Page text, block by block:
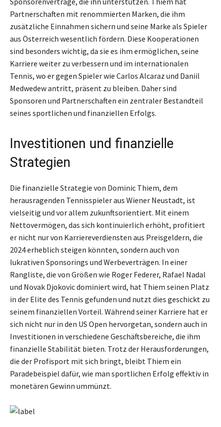
Partnerschaften mit renommierten Marken, die ihm
zusätzliche Einnahmen sichern und seine Marke als Spieler
aus Österreich wesentlich fördern. Diese Kooperationen
sind besonders wichtig, da sie es ihm ermöglichen, seine
Karriere weiter zu verbessern und im internationalen
Tennis, wo er gegen Spieler wie Carlos Alcaraz und Daniil
Medwedew antritt, präsent zu bleiben. Daher sind
Sponsoren und Partnerschaften ein zentraler Bestandteil
seines sportlichen und finanziellen Erfolgs.
Investitionen und finanzielle
Strategien
Die finanzielle Strategie von Dominic Thiem, dem
herausragenden Tennisspieler aus Wiener Neustadt, ist
vielseitig und vor allem zukunftsorientiert. Mit einem
Nettovermögen, das sich kontinuierlich erhöht, profitiert
er nicht nur von Karriereverdiensten aus Preisgeldern, die
2024 erheblich steigen könnten, sondern auch von
lukrativen Sponsorings und Werbeverträgen. In einer
Rangliste, die von Größen wie Roger Federer, Rafael Nadal
und Novak Djokovic dominiert wird, hat Thiem seinen Platz
in der Elite des Tennis gefunden und nutzt dies geschickt zu
seinem finanziellen Vorteil. Während seiner Karriere hat er
sich nicht nur in den US Open hervorgetan, sondern auch in
Investitionen in verschiedene Geschäftsbereiche, die ihm
finanzielle Stabilität bieten. Trotz der Herausforderungen,
die der Profisport mit sich bringt, bleibt Thiem ein
Paradebeispiel dafür, wie man sportlichen Erfolg effektiv in
monetären Gewinn ummünzt.